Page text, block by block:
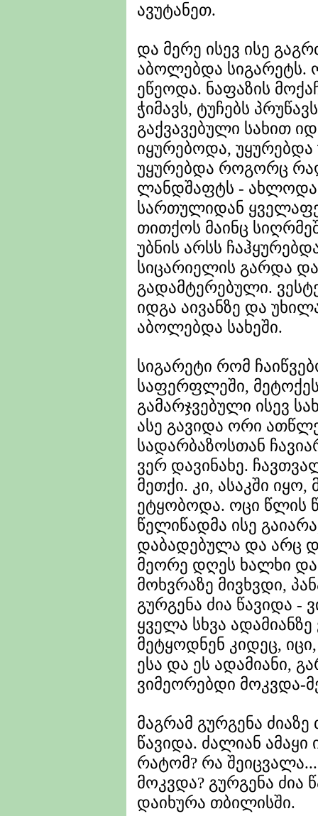
ავუტანეთ.
და მერე ისევ ისე
აბოლებდა
ეწეოდა. ნაფაზის
ჭიმავს, ტუჩებს
გაქვავებული სახით
იყურებოდა, უყურებდა
უყურებდა როგორც
ლანდშაფტს -
სართულიდან
თითქოს მაინც
უბნის არსს
სიცარიელის გარდა
გადამტერებული.
იდგა აივანზე და
აბოლებდა სახეში.
სიგარეტი რომ
საფერფლეში,
გამარჯვებული ისევ
ასე გავიდა ორი
სადარბაზოსთან
ვერ დავინახე.
მეთქი. კი, ასაკში
ეტყობოდა. ოცი წლის
წელიწადმა ისე
დაბადებულა და არც
მეორე დღეს ხალხი
მოხვრაზე მივხვდი,
გურგენა ძია წავიდა -
ყველა სხვა
მეტყოდნენ კიდეც,
ესა და ეს ადამიანი,
ვიმეორებდი მოკვდა-
მაგრამ გურგენა
წავიდა. ძალიან
რატომ? რა
მოკვდა? გურგენა ძია
დაიხურა თბილისში.